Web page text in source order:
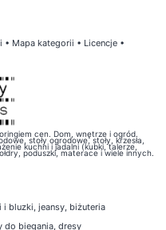
• Mapa kategorii • Licencje •
cen. Dom, wnętrze i ogród.
stoły ogrodowe, stoły, krzesła,
kuchni i jadalni (kubki, talerze,
poduszki, materace i wiele innych.
i bluzki, jeansy, biżuteria
do biegania, dresy